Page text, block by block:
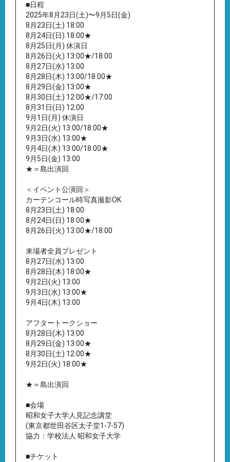
■日程
2025年8月23日(土)〜9月5日(金)
8月23日(土) 18:00
8月24日(日) 18:00★
8月25日(月) 休演日
8月26日(火) 13:00★/18:00
8月27日(水) 13:00
8月28日(木) 13:00/18:00★
8月29日(金) 13:00★
8月30日(土) 12:00★/17:00
8月31日(日) 12:00
9月1日(月) 休演日
9月2日(火) 13:00/18:00★
9月3日(水) 13:00★
9月4日(木) 13:00/18:00★
9月5日(金) 13:00
★＝島出演回
＜イベント公演回＞
カーテンコール時写真撮影OK
8月23日(土) 18:00
8月24日(日) 18:00★
8月26日(火) 13:00★/18:00
来場者全員プレゼント
8月27日(水) 13:00
8月28日(木) 18:00★
9月2日(火) 13:00
9月3日(水) 13:00★
9月4日(木) 13:00
アフタートークショー
8月28日(木) 13:00
8月29日(金) 13:00★
8月30日(土) 12:00★
9月2日(火) 18:00★
★＝島出演回
■会場
昭和女子大学人見記念講堂
(東京都世田谷区太子堂1-7-57)
協力：学校法人 昭和女子大学
■チケット